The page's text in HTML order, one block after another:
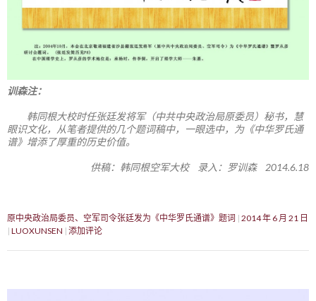
训森注：
韩同根大校时任张廷发将军（中共中央政治局原委员）秘书，慧
眼识文化，从笔者提供的几个题词稿中，一眼选中，为《中华罗氏通
谱》增添了厚重的历史价值。
供稿：韩同根空军大校 录入：罗训森 2014.6.18
原中央政治局委员、空军司令张廷发为《中华罗氏通谱》题词 2014 年 6 月 21 日
LUOXUNSEN 添加评论